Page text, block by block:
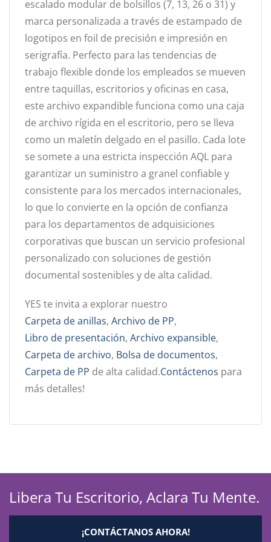
escalado modular de bolsillos (7, 13, 26 o 31) y
marca personalizada a través de estampado de
logotipos en foil de precisión e impresión en
serigrafía. Perfecto para las tendencias de
trabajo flexible donde los empleados se mueven
entre taquillas, escritorios y oficinas en casa,
este archivo expandible funciona como una caja
de archivo rígida en el escritorio, pero se lleva
como un maletín delgado en el pasillo. Cada lote
se somete a una estricta inspección AQL para
garantizar un suministro a granel confiable y
consistente para los mercados internacionales,
lo que lo convierte en la opción de confianza
para los departamentos de adquisiciones
corporativas que buscan un servicio profesional
personalizado con soluciones de gestión
documental sostenibles y de alta calidad.
YES te invita a explorar nuestro
Carpeta de anillas, Archivo de PP,
Libro de presentación, Archivo expansible,
Carpeta de archivo, Bolsa de documentos,
Carpeta de PP de alta calidad.Contáctenos para
más detalles!
Libera Tu Escritorio, Aclara Tu Mente.
¡CONTÁCTANOS AHORA!